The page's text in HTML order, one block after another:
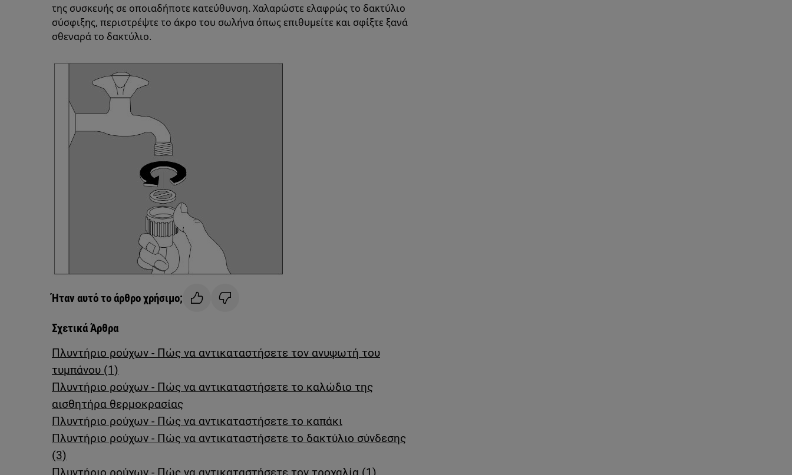
της συσκευής σε οποιαδήποτε κατεύθυνση. Χαλαρώστε ελαφρώς το δακτύλιο
σύσφιξης, περιστρέψτε το άκρο του σωλήνα όπως επιθυμείτε και σφίξτε ξανά
σθεναρά το δακτύλιο.
Ήταν αυτό το άρθρο χρήσιμο;
Σχετικά Άρθρα
Πλυντήριο ρούχων - Πώς να αντικαταστήσετε τον ανυψωτή του
τυμπάνου (1)
Πλυντήριο ρούχων - Πώς να αντικαταστήσετε το καλώδιο της
αισθητήρα θερμοκρασίας
Πλυντήριο ρούχων - Πώς να αντικαταστήσετε το καπάκι
Πλυντήριο ρούχων - Πώς να αντικαταστήσετε το δακτύλιο σύνδεσης
(3)